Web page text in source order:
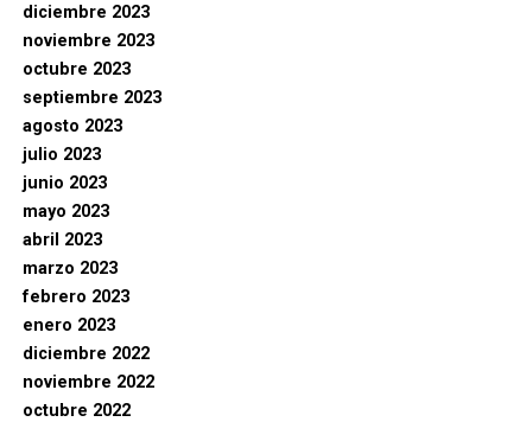
diciembre 2023
noviembre 2023
octubre 2023
septiembre 2023
agosto 2023
julio 2023
junio 2023
mayo 2023
abril 2023
marzo 2023
febrero 2023
enero 2023
diciembre 2022
noviembre 2022
octubre 2022